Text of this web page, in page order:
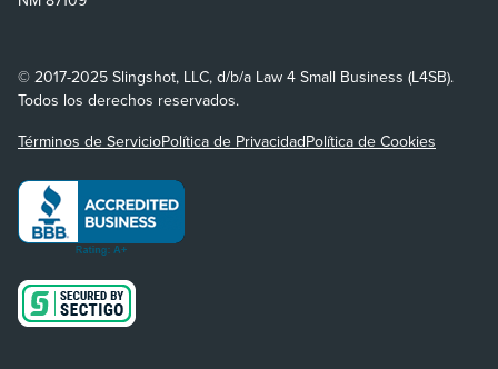
© 2017-2025 Slingshot, LLC, d/b/a Law 4 Small Business (L4SB).
Todos los derechos reservados.
Términos de ServicioPolítica de PrivacidadPolítica de Cookies